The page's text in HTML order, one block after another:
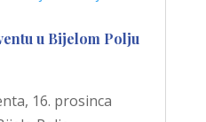
u Bijelom Polju
16. prosinca